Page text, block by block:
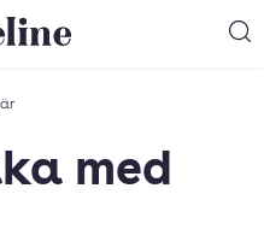
startsida
med